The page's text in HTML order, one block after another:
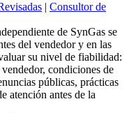
del vendedor y en las
su nivel de fiabilidad:
condiciones de
públicas, prácticas
atención antes de la